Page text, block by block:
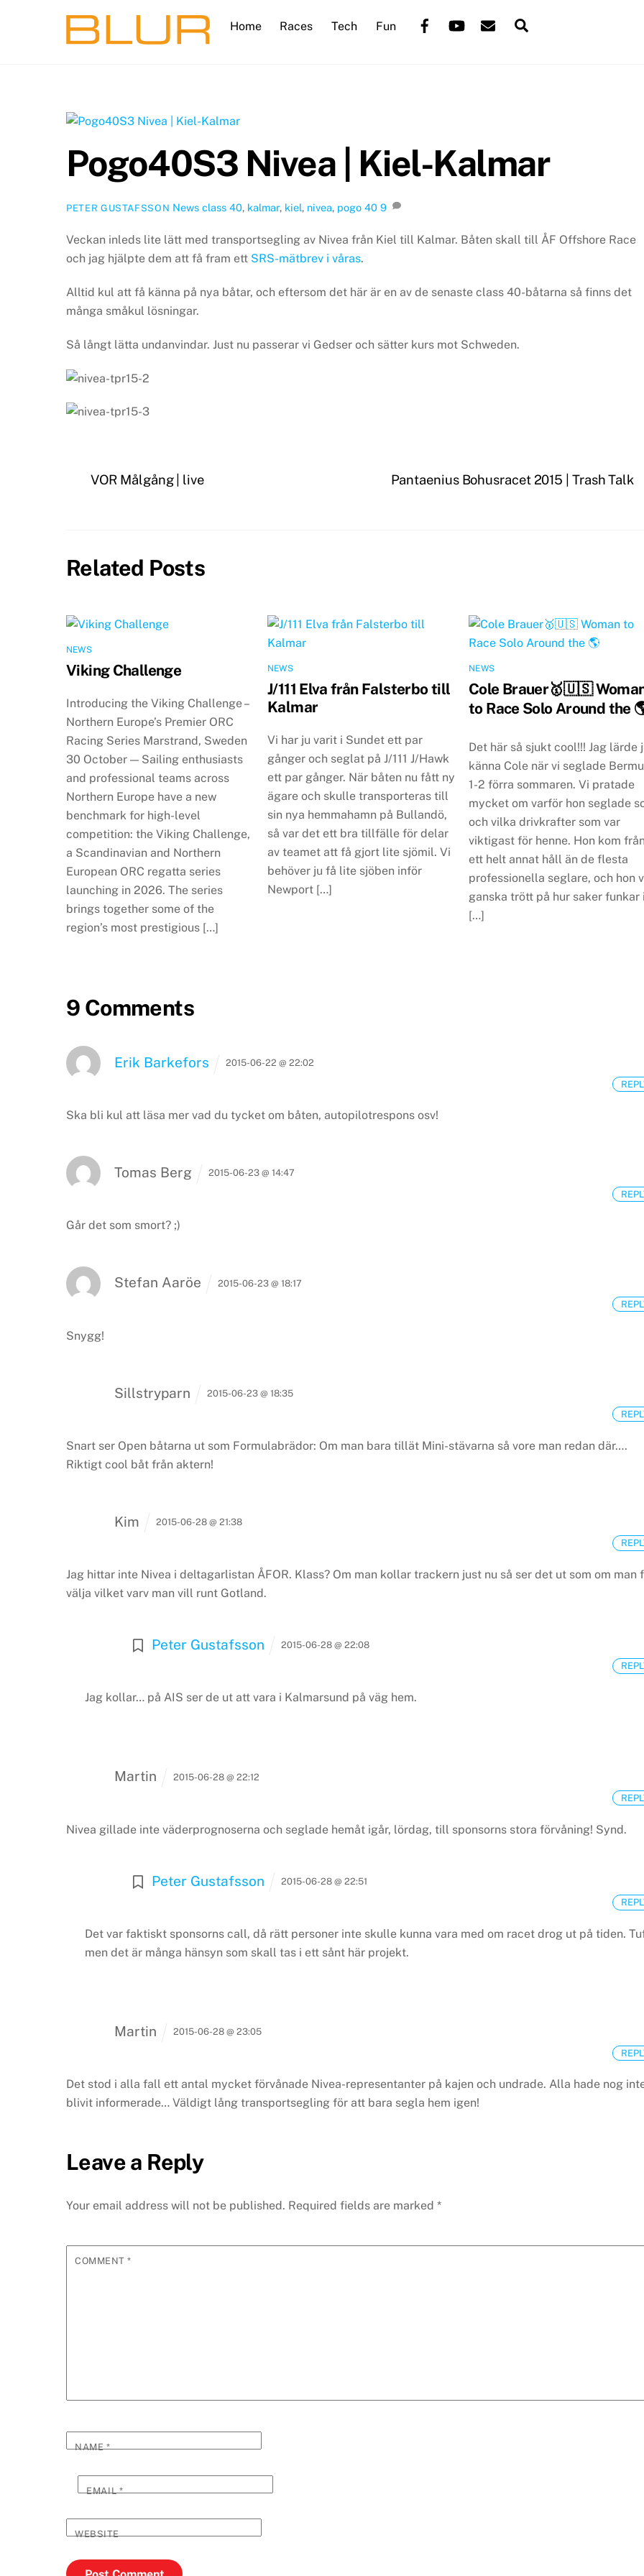
FacebookYouTubeMail
Home Races Tech Fun
Pogo40S3 Nivea | Kiel-Kalmar
PETER GUSTAFSSON News class 40, kalmar, kiel, nivea, pogo 40 9
Veckan inleds lite lätt med transportsegling av Nivea från Kiel till Kalmar. Båten skall till ÅF Offshore Race
och jag hjälpte dem att få fram ett SRS-mätbrev i våras.
Alltid kul att få känna på nya båtar, och eftersom det här är en av de senaste class 40-båtarna så finns det
många småkul lösningar.
Så långt lätta undanvindar. Just nu passerar vi Gedser och sätter kurs mot Schweden.
VOR Målgång | live Pantaenius Bohusracet 2015 | Trash Talk
Related Posts
NEWS
Viking Challenge
Introducing the Viking Challenge –
Northern Europe’s Premier ORC
Racing Series Marstrand, Sweden
30 October — Sailing enthusiasts
and professional teams across
Northern Europe have a new
benchmark for high-level
competition: the Viking Challenge,
a Scandinavian and Northern
European ORC regatta series
launching in 2026. The series
brings together some of the
region’s most prestigious […]
NEWS
J/111 Elva från Falsterbo till
Kalmar
Vi har ju varit i Sundet ett par
gånger och seglat på J/111 J/Hawk
ett par gånger. När båten nu fått ny
ägare och skulle transporteras till
sin nya hemmahamn på Bullandö,
så var det ett bra tillfälle för delar
av teamet att få gjort lite sjömil. Vi
behöver ju få lite sjöben inför
Newport […]
NEWS
Cole Brauer🥇🇺🇸
to Race Solo Around the
Det här så sjukt cool!!! Jag lärde
känna Cole när vi seglade
1-2 förra sommaren. Vi pratade
mycket om varför hon seglade
och vilka drivkrafter som var
viktigast för henne. Hon kom från
ett helt annat håll än de flesta
professionella seglare, och hon
ganska trött på hur saker funkar i
[…]
9 Comments
Erik Barkefors 2015-06-22 @ 22:02
Ska bli kul att läsa mer vad du tycket om båten, autopilotrespons osv!
Tomas Berg 2015-06-23 @ 14:47
Går det som smort? ;)
Stefan Aaröe 2015-06-23 @ 18:17
Snygg!
Sillstryparn 2015-06-23 @ 18:35
Snart ser Open båtarna ut som Formulabrädor: Om man bara tillät Mini-stävarna så vore man redan där….
Riktigt cool båt från aktern!
Kim 2015-06-28 @ 21:38
Jag hittar inte Nivea i deltagarlistan ÅFOR. Klass? Om man kollar trackern just nu så ser det ut som om man
välja vilket varv man vill runt Gotland.
Peter Gustafsson 2015-06-28 @ 22:08
Jag kollar… på AIS ser de ut att vara i Kalmarsund på väg hem.
Martin 2015-06-28 @ 22:12
Nivea gillade inte väderprognoserna och seglade hemåt igår, lördag, till sponsorns stora förvåning! Synd.
Peter Gustafsson 2015-06-28 @ 22:51
Det var faktiskt sponsorns call, då rätt personer inte skulle kunna vara med om racet drog ut på tiden.
men det är många hänsyn som skall tas i ett sånt här projekt.
Martin 2015-06-28 @ 23:05
Det stod i alla fall ett antal mycket förvånade Nivea-representanter på kajen och undrade. Alla hade nog
blivit informerade… Väldigt lång transportsegling för att bara segla hem igen!
Leave a Reply
Your email address will not be published. Required fields are marked *
COMMENT*
NAME*
EMAIL*
WEBSITE
To